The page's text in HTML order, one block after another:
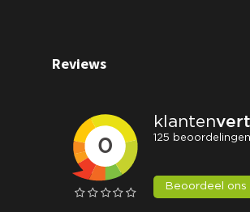
Reviews